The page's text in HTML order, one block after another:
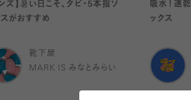
ンズ】暑い日こそ、タビ・5本指ソ
スがおすすめ
靴下屋
MARK IS みなとみらい
吸水！速
ックス